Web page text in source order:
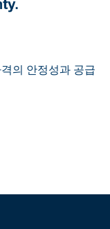
의 안정성과 공급